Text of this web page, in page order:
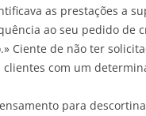
as prestações a
ao seu pedido de
Ciente de não ter
com um
para